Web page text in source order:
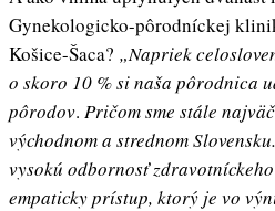
Gynekologicko-pôrodníckej
Košice-Šaca? „Napriek
o skoro 10 % si naša pôrodnica
pôrodov. Pričom sme stále
východnom a strednom
vysokú odbornosť
empaticky prístup, ktorý je vo